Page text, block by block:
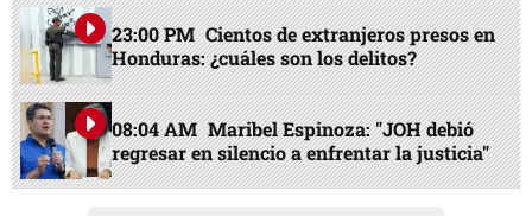
23:00 PM Cientos de extranjeros presos en
Honduras: ¿cuáles son los delitos?
08:04 AM Maribel Espinoza: "JOH debió
regresar en silencio a enfrentar la justicia"